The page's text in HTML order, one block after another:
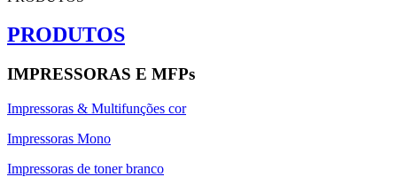
PRODUTOS
IMPRESSORAS E MFPs
Impressoras & Multifunções cor
Impressoras Mono
Impressoras de toner branco